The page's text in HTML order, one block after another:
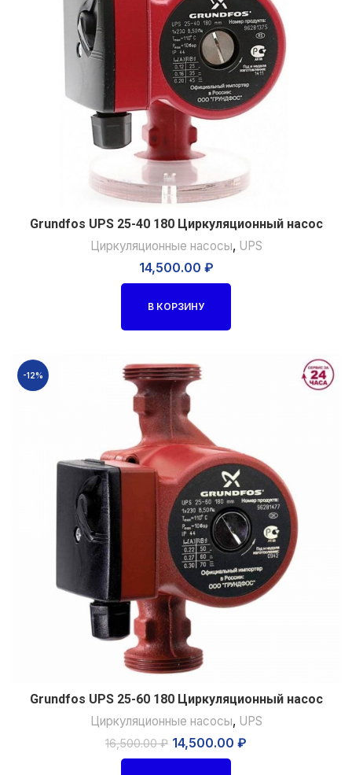
Grundfos UPS 25-40 180 Циркуляционный насос
Циркуляционные насосы, UPS
14,500.00 ₽
В КОРЗИНУ
-12%
Grundfos UPS 25-60 180 Циркуляционный насос
Циркуляционные насосы, UPS
16,500.00₽ 14,500.00 ₽